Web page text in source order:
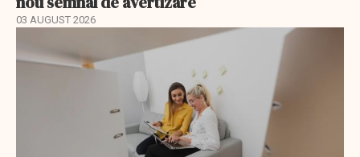
03 AUGUST 2026